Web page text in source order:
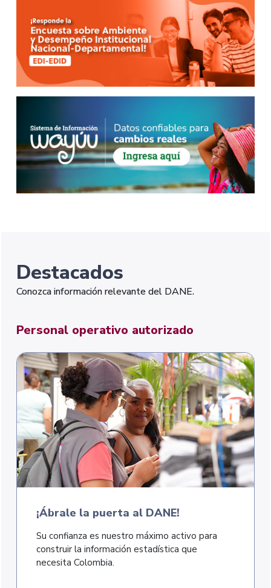
Destacados
Conozca información relevante del DANE.
Personal operativo autorizado
¡Ábrale la puerta al DANE!
Su confianza es nuestro máximo activo para
construir la información estadística que
necesita Colombia.